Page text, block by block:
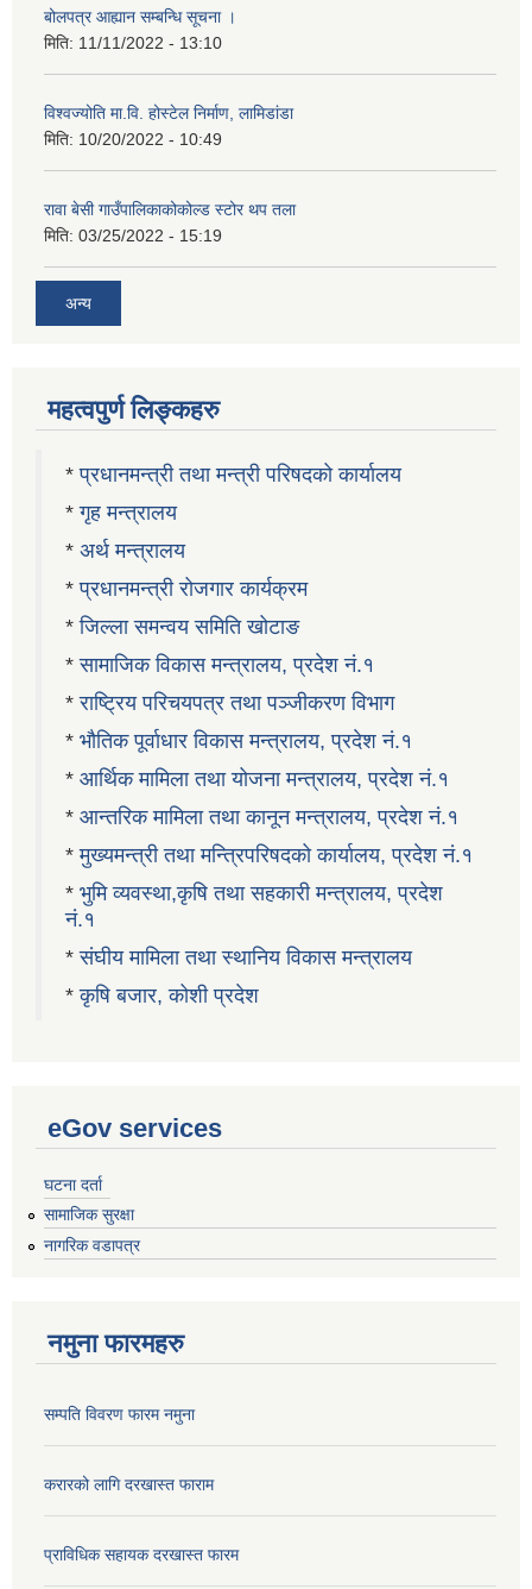
बोलपत्र आह्यान सम्बन्धि सूचना ।
मिति: 11/11/2022 - 13:10
विश्वज्योति मा.वि. होस्टेल निर्माण, लामिडांडा
मिति: 10/20/2022 - 10:49
रावा बेसी गाउँपालिकाकोकोल्ड स्टोर थप तला
मिति: 03/25/2022 - 15:19
अन्य
महत्वपुर्ण लिङ्कहरु
*प्रधानमन्त्री तथा मन्त्री परिषदको कार्यालय
*गृह मन्त्रालय
* अर्थ मन्त्रालय
*प्रधानमन्त्री रोजगार कार्यक्रम
*जिल्ला समन्वय समिति खोटाङ
*सामाजिक विकास मन्त्रालय, प्रदेश नं.१
*राष्ट्रिय परिचयपत्र तथा पञ्जीकरण विभाग
* भौतिक पूर्वाधार विकास मन्त्रालय, प्रदेश नं.१
* आर्थिक मामिला तथा योजना मन्त्रालय, प्रदेश नं.१
* आन्तरिक मामिला तथा कानून मन्त्रालय, प्रदेश नं.१
*मुख्यमन्त्री तथा मन्त्रिपरिषदको कार्यालय, प्रदेश नं.१
* भुमि व्यवस्था,कृषि तथा सहकारी मन्त्रालय, प्रदेश
नं.१
*संघीय मामिला तथा स्थानिय विकास मन्त्रालय
*कृषि बजार, कोशी प्रदेश
eGov services
घटना दर्ता
सामाजिक सुरक्षा
नागरिक वडापत्र
नमुना फारमहरु
सम्पति विवरण फारम नमुना
करारको लागि दरखास्त फाराम
प्राविधिक सहायक दरखास्त फारम